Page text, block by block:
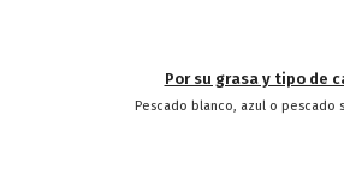
Por su grasa y tipo de
Pescado blanco, azul o pescado